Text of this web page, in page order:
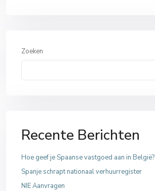
Zoeken
Recente Berichten
Hoe geef je Spaanse vastgoed aan in België?
Spanje schrapt nationaal verhuurregister
NIE Aanvragen